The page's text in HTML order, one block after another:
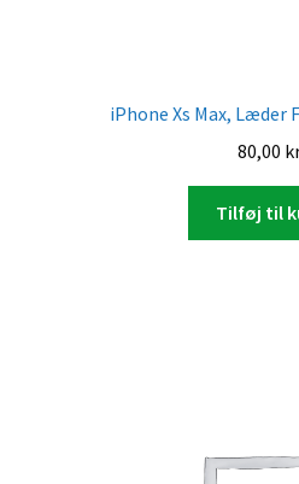
iPhone Xs Max, Læder
80,00
Tilføj til